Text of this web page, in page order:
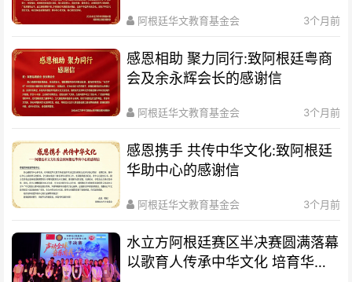
阿根廷华文教育基金会 3个月前
感恩相助 聚力同行:致阿根廷粤商
会及余永辉会长的感谢信
阿根廷华文教育基金会 3个月前
感恩携手 共传中华文化:致阿根廷
华助中心的感谢信
阿根廷华文教育基金会 3个月前
水立方阿根廷赛区半决赛圆满落幕
以歌育人传承中华文化 培育华裔